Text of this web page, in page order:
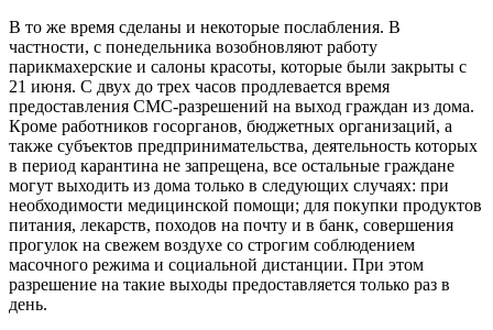
В то же время сделаны и некоторые послабления. В
частности, с понедельника возобновляют работу
парикмахерские и салоны красоты, которые были закрыты с
21 июня. С двух до трех часов продлевается время
предоставления СМС-разрешений на выход граждан из дома.
Кроме работников госорганов, бюджетных организаций, а
также субъектов предпринимательства, деятельность которых
в период карантина не запрещена, все остальные граждане
могут выходить из дома только в следующих случаях: при
необходимости медицинской помощи; для покупки продуктов
питания, лекарств, походов на почту и в банк, совершения
прогулок на свежем воздухе со строгим соблюдением
масочного режима и социальной дистанции. При этом
разрешение на такие выходы предоставляется только раз в
день.